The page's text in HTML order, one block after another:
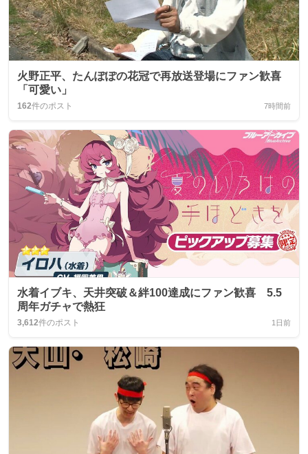
火野正平、たんぽぽの花冠で再放送登場にファン歓喜
「可愛い」
162件のポスト 7時間前
水着イブキ、天井突破＆絆100達成にファン歓喜 5.5
周年ガチャで熱狂
3,612件のポスト 1日前